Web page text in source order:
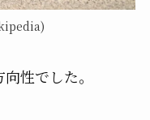
性でした。